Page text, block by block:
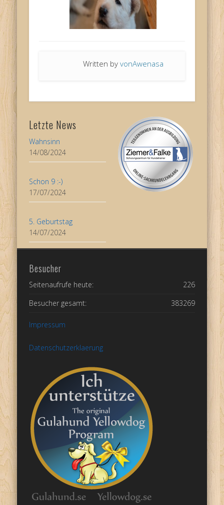
Written byvonAwenasa
Letzte News
Wahnsinn
14/08/2024
Schon 9 :-)
17/07/2024
5. Geburtstag
14/07/2024
Besucher
226
Seitenaufrufe heute:
383269
Besucher gesamt:
Impressum
Datenschutzerklaerung